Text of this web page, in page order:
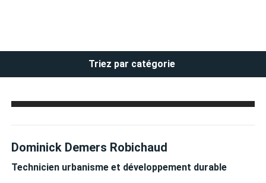
Triez par catégorie
Dominick Demers Robichaud
Technicien urbanisme et développement durable